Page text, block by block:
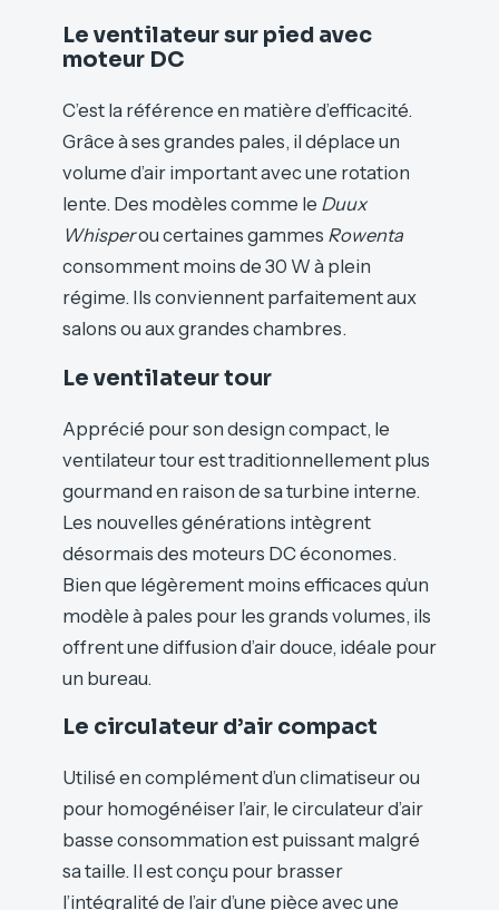
Le ventilateur sur pied avec
moteur DC
C’est la référence en matière d’efficacité.
Grâce à ses grandes pales, il déplace un
volume d’air important avec une rotation
lente. Des modèles comme le Duux
Whisperou certaines gammes Rowenta
consomment moins de 30 W à plein
régime. Ils conviennent parfaitement aux
salons ou aux grandes chambres.
Le ventilateur tour
Apprécié pour son design compact, le
ventilateur tour est traditionnellement plus
gourmand en raison de sa turbine interne.
Les nouvelles générations intègrent
désormais des moteurs DC économes.
Bien que légèrement moins efficaces qu’un
modèle à pales pour les grands volumes, ils
offrent une diffusion d’air douce, idéale pour
un bureau.
Le circulateur d’air compact
Utilisé en complément d’un climatiseur ou
pour homogénéiser l’air, le circulateur d’air
basse consommation est puissant malgré
sa taille. Il est conçu pour brasser
l’intégralité de l’air d’une pièce avec une